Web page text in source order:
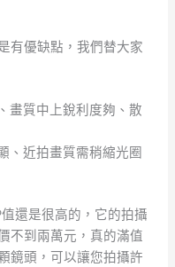
有優缺點，我們替大家
畫質中上銳利度夠、散
、近拍畫質需稍縮光圈
還是很高的，它的拍攝
不到兩萬元，真的滿值
鏡頭，可以讓您拍攝許